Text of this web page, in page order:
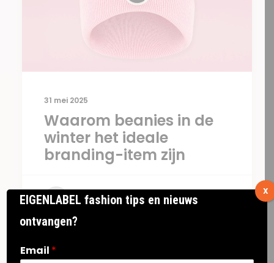
31 mei 2025
Waarom beanies in de
winter het ideale
branding-item zijn
by EIGENLABEL
EIGENLABEL fashion tips en nieuws
ontvangen?
Email *
X